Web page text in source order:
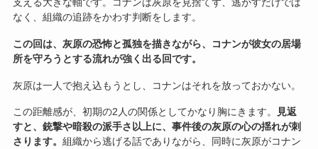
なく、組織の追跡をかわす判断をします。
この回は、灰原の恐怖と孤独を描きながら、コナンが彼女の居場
所を守ろうとする流れが強く出る回です。
灰原は一人で抱え込もうとし、コナンはそれを放っておかない。
この距離感が、初期の2人の関係としてかなり胸にきます。
見返
すと、銃撃や暗殺の派手さ以上に、事件後の灰原の心の揺れが刺
さります。 組織から逃げる話でありながら、同時に灰原がコナン